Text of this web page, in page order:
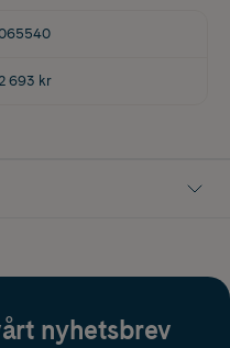
2 693 kr
nyhetsbrev